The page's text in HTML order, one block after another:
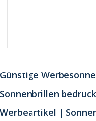
Günstige
Sonnenbrillen
Werbeartikel |